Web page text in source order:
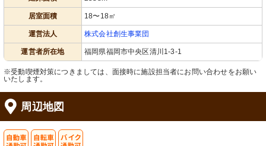
居室面積 18〜18㎡
運営法人 株式会社創生事業団
運営者所在地 福岡県福岡市中央区清川1-3-1
※受動喫煙対策につきましては、面接時に施設担当者にお問い合わせをお願い
いたします。
周辺地図